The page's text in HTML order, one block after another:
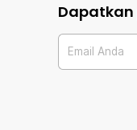
Dapatkan
Email Anda